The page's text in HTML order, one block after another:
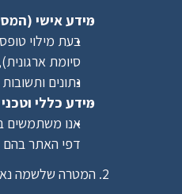
מידע אישי
סיומת
נתונים
מידע כללי
אנו משתמשים
דפי האתר
2. המטרה שלשמה נאסף המידע